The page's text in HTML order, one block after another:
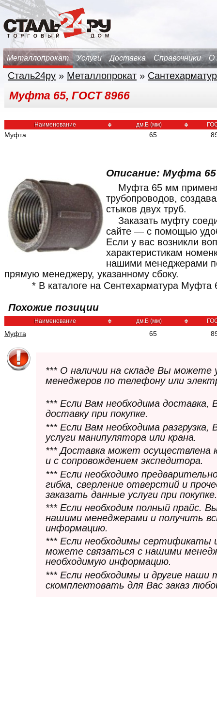
Металлопрокат Услуги Доставка Справочники О
Сталь24ру » Металлопрокат »
Муфта 65, ГОСТ 8966
Наименование дм.Б (мм)
Муфта 65
Описание: Муфта
Муфта 65 мм
трубопроводов,
стыков двух труб.
Заказать муфту
сайте — с помощью
Если у вас возникли
характеристикам
нашими менеджерами
прямую менеджеру, указанному сбоку.
* В каталоге на Сентехарматура Муфта
Похожие позиции
Наименование дм.Б (мм)
Муфта 65
*** О наличии на складе Вы можете
менеджеров по телефону или
*** Если Вам необходима
доставку при покупке.
*** Если Вам необходима
услуги манипулятора или крана.
*** Доставка может осуществлена
и с сопровождением экспедитора.
*** Если необходимо
гибка, сверление отверстий и
заказать данные услуги при покупке.
*** Если необходим полный прайс.
нашими менеджерами и получить
информацию.
*** Если необходимы сертификаты
можете связаться с нашими
необходимую информацию.
*** Если необходимы и другие
скомплектовать для Вас заказ